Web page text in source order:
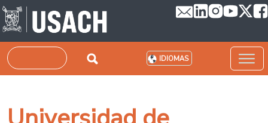
Pasar al contenido principal
Buscar IDIOMAS